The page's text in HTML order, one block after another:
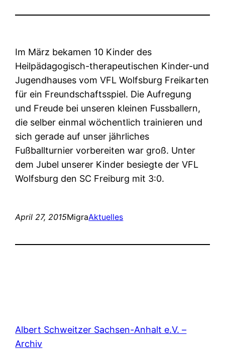
Im März bekamen 10 Kinder des
Heilpädagogisch-therapeutischen Kinder-und
Jugendhauses vom VFL Wolfsburg Freikarten
für ein Freundschaftsspiel. Die Aufregung
und Freude bei unseren kleinen Fussballern,
die selber einmal wöchentlich trainieren und
sich gerade auf unser jährliches
Fußballturnier vorbereiten war groß. Unter
dem Jubel unserer Kinder besiegte der VFL
Wolfsburg den SC Freiburg mit 3:0.
April 27, 2015MigraAktuelles
Albert Schweitzer Sachsen-Anhalt e.V. –
Archiv